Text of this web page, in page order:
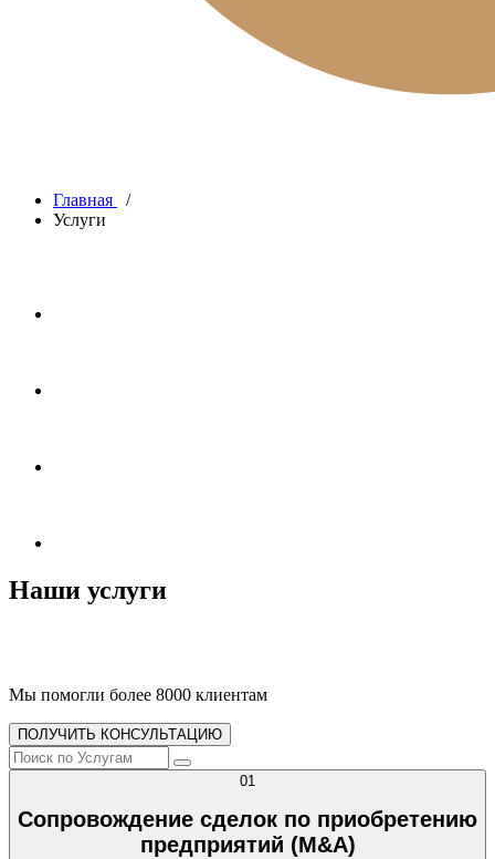
Главная
/
Услуги
Наши услуги
Мы помогли более 8000 клиентам
ПОЛУЧИТЬ КОНСУЛЬТАЦИЮ
01
Сопровождение сделок по приобретению
предприятий (M&A)